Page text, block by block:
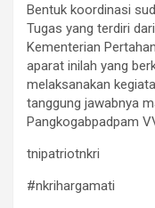
Bentuk koordinasi
Tugas yang terdiri
Kementerian
aparat inilah yang
melaksanakan
tanggung jawabnya
Pangkogabpadpam
tnipatriotnkri
#nkrihargamati